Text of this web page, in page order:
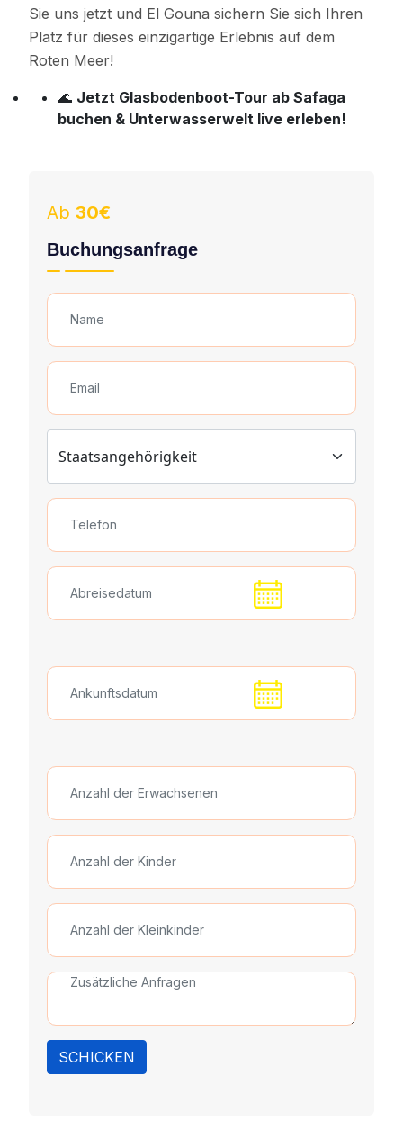
Sie uns jetzt und El Gouna sichern Sie sich Ihren
Platz für dieses einzigartige Erlebnis auf dem
Roten Meer!
🌊 Jetzt Glasbodenboot-Tour ab Safaga
buchen & Unterwasserwelt live erleben!
Ab 30€
Buchungsanfrage
SCHICKEN